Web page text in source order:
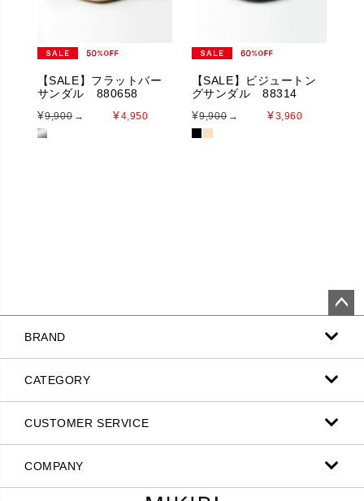
【SALE】フラットバー
サンダル 880658
¥9,900 → ¥4,950
【SALE】ビジュートン
グサンダル 88314
¥9,900 → ¥3,960
ジト
ップ
へ
BRAND
CATEGORY
CUSTOMER SERVICE
COMPANY